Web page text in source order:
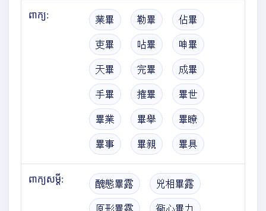
ពាក្យ: 業畢 勒畢 佔畢
吏畢 呫畢 呻畢
天畢 完畢 成畢
手畢 搉畢 畢世
畢業 畢舉 畢瞭
畢事 畢親 畢具
ពាក្យសម្តី: 醜態畢露 兇相畢露
原形畢露 衕心畢力